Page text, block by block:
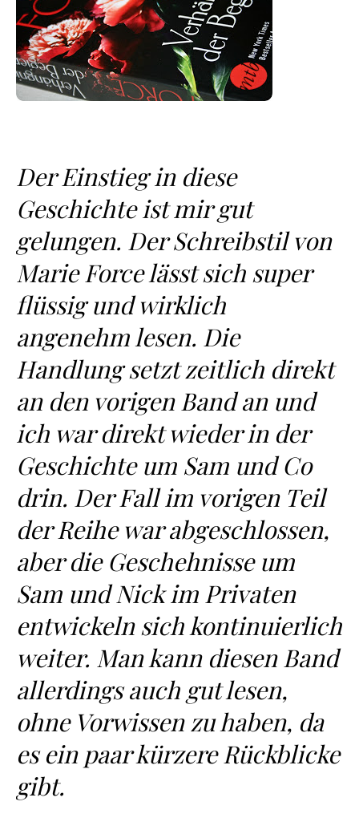
Der Einstieg in diese
Geschichte ist mir gut
gelungen. Der Schreibstil von
Marie Force lässt sich super
flüssig und wirklich
angenehm lesen. Die
Handlung setzt zeitlich direkt
an den vorigen Band an und
ich war direkt wieder in der
Geschichte um Sam und Co
drin. Der Fall im vorigen Teil
der Reihe war abgeschlossen,
aber die Geschehnisse um
Sam und Nick im Privaten
entwickeln sich kontinuierlich
weiter. Man kann diesen Band
allerdings auch gut lesen,
ohne Vorwissen zu haben, da
es ein paar kürzere Rückblicke
gibt.